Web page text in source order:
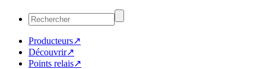
Producteurs↗
Découvrir↗
Points relais↗